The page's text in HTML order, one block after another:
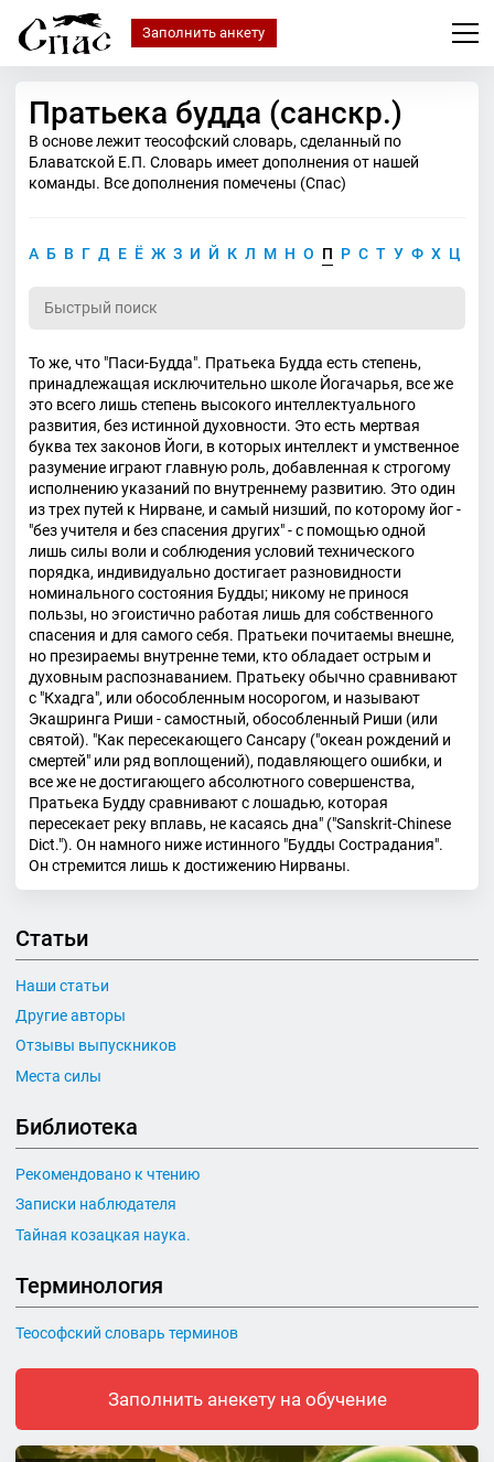
Заполнить анкету
Пратьека будда (санскр.)
В основе лежит теософский словарь, сделанный по
Блаватской Е.П. Словарь имеет дополнения от нашей
команды. Все дополнения помечены (Спас)
А Б В Г Д Е Ё Ж З И Й К Л М Н О П Р С Т У Ф Х Ц
То же, что "Паси-Будда". Пратьека Будда есть степень,
принадлежащая исключительно школе Йогачарья, все же
это всего лишь степень высокого интеллектуального
развития, без истинной духовности. Это есть мертвая
буква тех законов Йоги, в которых интеллект и умственное
разумение играют главную роль, добавленная к строгому
исполнению указаний по внутреннему развитию. Это один
из трех путей к Нирване, и самый низший, по которому йог -
"без учителя и без спасения других" - с помощью одной
лишь силы воли и соблюдения условий технического
порядка, индивидуально достигает разновидности
номинального состояния Будды; никому не принося
пользы, но эгоистично работая лишь для собственного
спасения и для самого себя. Пратьеки почитаемы внешне,
но презираемы внутренне теми, кто обладает острым и
духовным распознаванием. Пратьеку обычно сравнивают
с "Кхадга", или обособленным носорогом, и называют
Экашринга Риши - самостный, обособленный Риши (или
святой). "Как пересекающего Сансару ("океан рождений и
смертей" или ряд воплощений), подавляющего ошибки, и
все же не достигающего абсолютного совершенства,
Пратьека Будду сравнивают с лошадью, которая
пересекает реку вплавь, не касаясь дна" ("Sanskrit-Chinese
Dict."). Он намного ниже истинного "Будды Сострадания".
Он стремится лишь к достижению Нирваны.
Статьи
Наши статьи
Другие авторы
Отзывы выпускников
Места силы
Библиотека
Рекомендовано к чтению
Записки наблюдателя
Тайная козацкая наука.
Терминология
Теософский словарь терминов
Заполнить анекету на обучение